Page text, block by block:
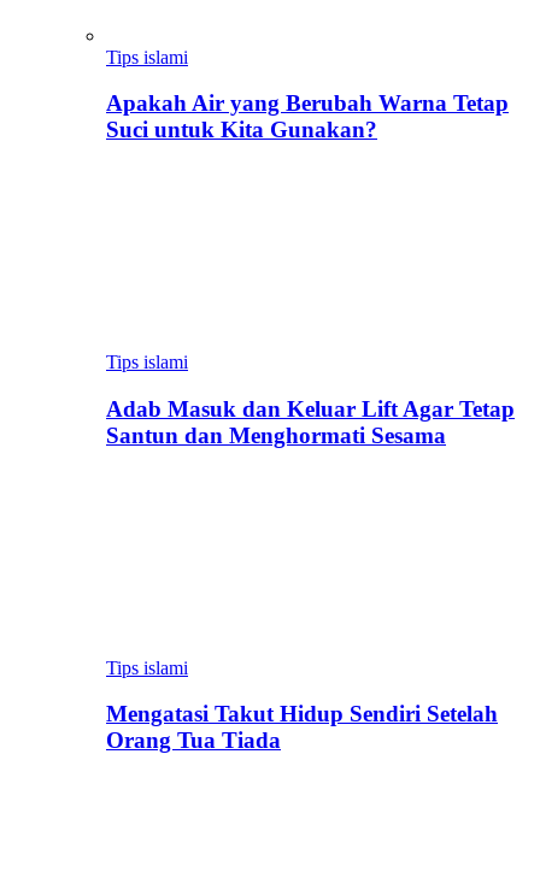
Tips islami
Apakah Air yang Berubah Warna Tetap
Suci untuk Kita Gunakan?
Tips islami
Adab Masuk dan Keluar Lift Agar Tetap
Santun dan Menghormati Sesama
Tips islami
Mengatasi Takut Hidup Sendiri Setelah
Orang Tua Tiada